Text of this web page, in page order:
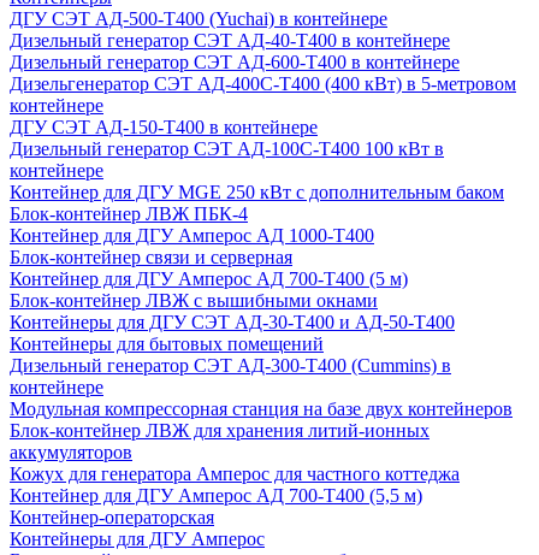
ДГУ СЭТ АД-500-Т400 (Yuchai) в контейнере
Дизельный генератор СЭТ АД-40-Т400 в контейнере
Дизельный генератор СЭТ АД-600-Т400 в контейнере
Дизельгенератор СЭТ АД-400С-Т400 (400 кВт) в 5-метровом
контейнере
ДГУ СЭТ АД-150-Т400 в контейнере
Дизельный генератор СЭТ АД-100С-Т400 100 кВт в
контейнере
Контейнер для ДГУ MGE 250 кВт с дополнительным баком
Блок-контейнер ЛВЖ ПБК-4
Контейнер для ДГУ Амперос АД 1000-Т400
Блок-контейнер связи и серверная
Контейнер для ДГУ Амперос АД 700-Т400 (5 м)
Блок-контейнер ЛВЖ с вышибными окнами
Контейнеры для ДГУ СЭТ АД-30-Т400 и АД-50-Т400
Контейнеры для бытовых помещений
Дизельный генератор СЭТ АД-300-Т400 (Cummins) в
контейнере
Модульная компрессорная станция на базе двух контейнеров
Блок-контейнер ЛВЖ для хранения литий-ионных
аккумуляторов
Кожух для генератора Амперос для частного коттеджа
Контейнер для ДГУ Амперос АД 700-Т400 (5,5 м)
Контейнер-операторская
Контейнеры для ДГУ Амперос